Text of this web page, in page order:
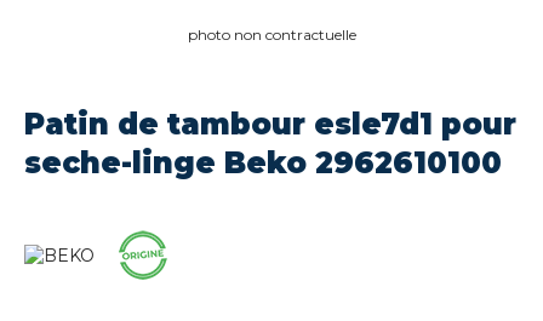
photo non contractuelle
Patin de tambour esle7d1 pour
seche-linge Beko 2962610100